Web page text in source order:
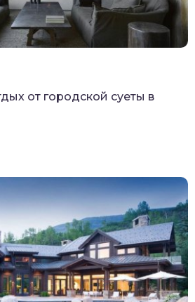
от городской суеты в